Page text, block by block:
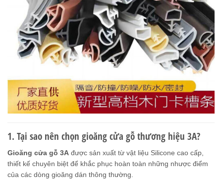
1. Tại sao nên chọn gioăng cửa gỗ thương hiệu 3A?
Gioăng cửa gỗ 3A được sản xuất từ vật liệu Silicone cao cấp,
thiết kế chuyên biệt để khắc phục hoàn toàn những nhược điểm
của các dòng gioăng dán thông thường.